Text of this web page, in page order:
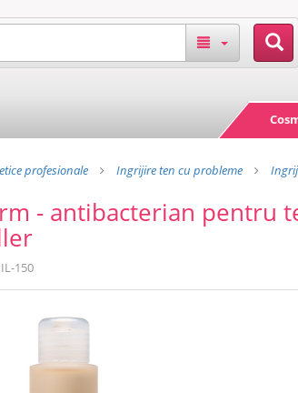
profesionale Ingrijire ten cu probleme
- antibacterian pentru
150